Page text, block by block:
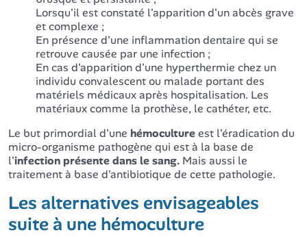
Lorsqu'il est constaté l'apparition d'un abcès grave
et complexe ;
En présence d'une inflammation dentaire qui se
retrouve causée par une infection ;
En cas d'apparition d'une hyperthermie chez un
individu convalescent ou malade portant des
matériels médicaux après hospitalisation. Les
matériaux comme la prothèse, le cathéter, etc.
Le but primordial d'une hémocultureest l'éradication du
micro-organisme pathogène qui est à la base de
l'infection présente dans le sang. Mais aussi le
traitement à base d'antibiotique de cette pathologie.
Les alternatives envisageables
suite à une hémoculture